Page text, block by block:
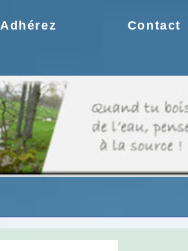
Adhérez Contact